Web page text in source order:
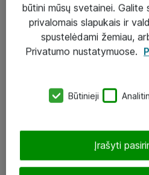
Įgyvendinti projektai
Atea ekspertų patarimai verslui
eShop@atea.lt
būtini mūsų svetainei.
privalomais slapukais ir
spustelėdami žemiau,
Privatumo nustatymuose.
Būtinieji
Įrašyti